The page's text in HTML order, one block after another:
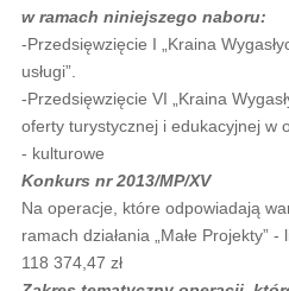
w ramach niniejszego naboru:
-Przedsięwzięcie I „Kraina
usługi”.
-Przedsięwzięcie VI „Kraina
oferty turystycznej i edukacyjnej w
- kulturowe
Konkurs nr 2013/MP/XV
Na operacje, które odpowiadają
ramach działania „Małe Projekty”
118 374,47 zł